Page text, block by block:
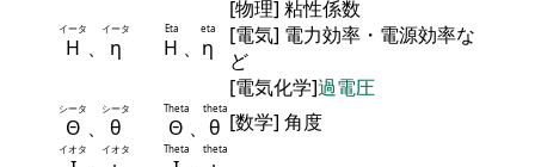
Η
イータ
、 η
イータ
Η
Eta
、 η
eta
[物理] 粘性係数
[電気] 電力効率・電源効率な
ど
[電気化学]過電圧
Θ
シータ
、 θ
シータ
Θ
Theta
、 θ
theta
[数学] 角度
イオタ イオタ Theta theta